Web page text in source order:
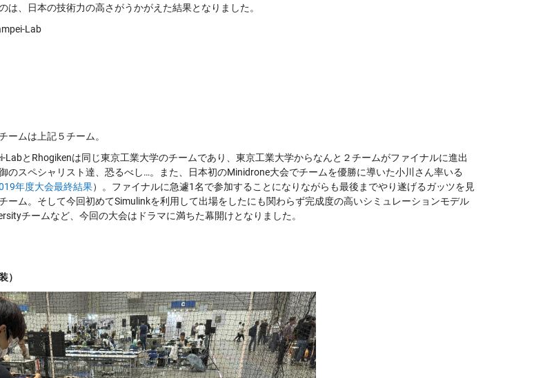
は、日本の技術力の高さがうかがえた結果となりました。
Lab
ームは上記５チーム。
LabとRhogikenは同じ東京工業大学のチームであり、東京工業大学からなんと２チームがファイナルに進出
のスペシャリスト達、恐るべし…。
また、日本初のMinidrone大会でチームを優勝に導いた小川さん率いる
年度大会最終結果）。ファイナルに急遽1名で参加することになりながらも最後までやり遂げるガッツを見
ーム。そして今回初めてSimulinkを利用して出場をしたにも関わらず完成度の高いシミュレーションモデル
チームなど、今回の大会はドラマに満ちた幕開けとなりました。
）